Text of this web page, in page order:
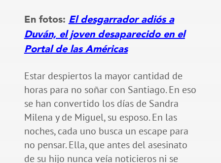
En fotos: El desgarrador adiós a
Duván, el joven desaparecido en el
Portal de las Américas
Estar despiertos la mayor cantidad de
horas para no soñar con Santiago. En eso
se han convertido los días de Sandra
Milena y de Miguel, su esposo. En las
noches, cada uno busca un escape para
no pensar. Ella, que antes del asesinato
de su hijo nunca veía noticieros ni se